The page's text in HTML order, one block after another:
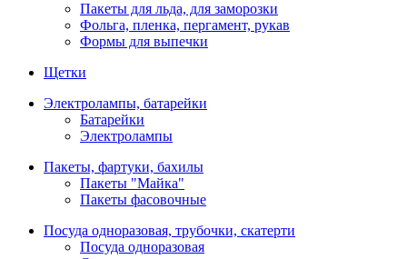
Пакеты для льда, для заморозки
Фольга, пленка, пергамент, рукав
Формы для выпечки
Щетки
Электролампы, батарейки
Батарейки
Электролампы
Пакеты, фартуки, бахилы
Пакеты "Майка"
Пакеты фасовочные
Посуда одноразовая, трубочки, скатерти
Посуда одноразовая